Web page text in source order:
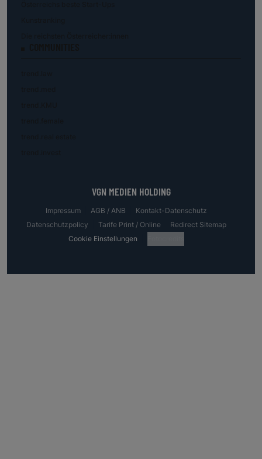
VGN MEDIEN HOLDING
Impressum AGB / ANB
Kontakt-Datenschutz
Datenschutzpolicy
Tarife Print / Online
Redirect Sitemap
Cookie Einstellungen